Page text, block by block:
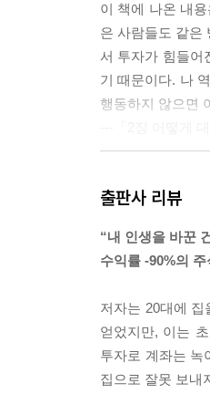
★부동산 종류에
부동산 투자에도
부동산 빅데이터
투자를 쉽게 만들
꼼꼼하게 분석하
[6장]
돈이 없어도 누구
부동산 투자에 진
지금 당장 서울·
처음에는 최대한
이 책에 나온 내
은 사람들도 같은
서 투자가 힘들어
기 때문이다. 나
행동하지 않으면
된 투자처를 찾는
도 단위 흐름부
승흐름 순서와
어가서 아직 오르
느냐를 결정한다.
---「3장 시장흐
출판사 리뷰
“내 인생을 바꾼
수익률 -90%의
저자는 20대에
얻었지만, 이는
투자로 계좌는 녹
집으로 잘못 보내